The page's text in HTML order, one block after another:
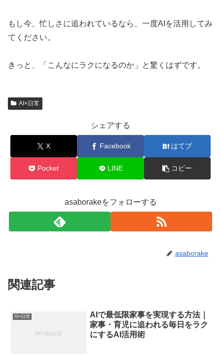
もし今、忙しさに追われているなら、一度AIを活用してみ
てください。
きっと、「こんなにラクになるのか」と驚くはずです。
AI×日常
シェアする
X Facebook はてブ
Pocket LINE コピー
asaborakeをフォローする
asaborake
関連記事
AI×日常
AIで最低限家事を実現する方法｜
家事・育児に追われる毎日をラク
にするAI活用術